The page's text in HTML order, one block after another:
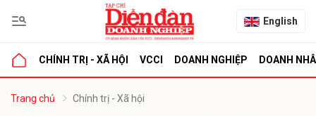
English
CHÍNH TRỊ - XÃ HỘI VCCI DOANH NGHIỆP DOANH
Trang chủ Chính trị - Xã hội
luận